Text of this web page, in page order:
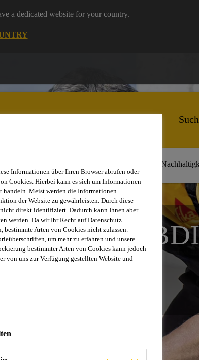
a dedicated website for your country.
& Profis
Informationen über Ihren Browser abrufen oder
Cookies. Hierbei kann es sich um Informationen
handeln. Meist werden die Informationen
der Website zu gewährleisten. Durch diese
direkt identifiziert. Dadurch kann Ihnen aber
werden. Da wir Ihr Recht auf Datenschutz
bestimmte Arten von Cookies nicht zulassen.
um mehr zu erfahren und unsere
bestimmter Arten von Cookies kann jedoch
von uns zur Verfügung gestellten Website und